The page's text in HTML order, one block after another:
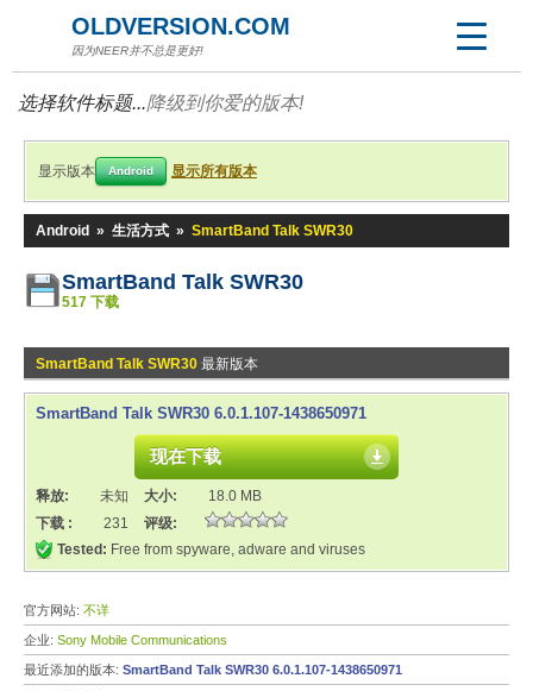
OLDVERSION.COM
因为NEER并不总是更好!
选择软件标题...降级到你爱的版本!
显示版本 Android 显示所有版本
Android » 生活方式 » SmartBand Talk SWR30
SmartBand Talk SWR30
517 下载
SmartBand Talk SWR30 最新版本
SmartBand Talk SWR30 6.0.1.107-1438650971
现在下载
释放: 未知 大小:
18.0 MB
下载 :
231
评级:
Tested: Free from spyware, adware and viruses
官方网站: 不详
企业: Sony Mobile Communications
最近添加的版本: SmartBand Talk SWR30 6.0.1.107-1438650971